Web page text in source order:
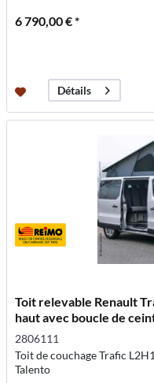
6 790,00 € *
Détails
Toit relevable Renault
haut avec boucle de
2806111
Toit de couchage Trafic
Talento